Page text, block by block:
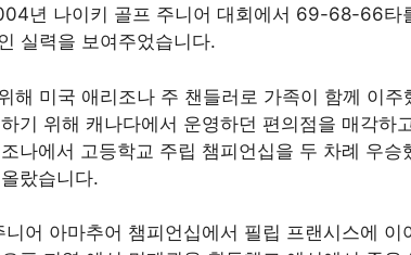
년 나이키 골프 주니어 대회에서 69-68-66타
실력을 보여주었습니다.
해 미국 애리조나 주 챈들러로 가족이 함께 이주
기 위해 캐나다에서 운영하던 편의점을 매각하
나에서 고등학교 주립 챔피언십을 두 차례 우
랐습니다.
어 아마추어 챔피언십에서 필립 프랜시스에 이